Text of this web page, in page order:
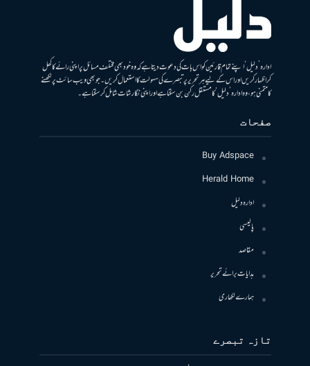
ادارہ ’دلیل‘ اپنے تمام قارئین کو اس بات کی دعوت دیتا ہے کہ وہ خود بھی مختلف مسائل پر اپنی رائے کا کھل
کر اظہار کریں اور اس کے لیے ہر تحریر پر تبصرے کی سہولت کا استعمال کریں۔ جو بھی ویب سائٹ پر لکھنے
کا متمنی ہو، وہ ادارہ ’دلیل‘ کا مستقل رکن بن سکتا ہے اور اپنی نگارشات شامل کرسکتا ہے۔
صفحات
Buy Adspace
Herald Home
ادارہ دلیل
پالیسی
مقاصد
ہدایات برائے تحریر
ہمارے لکھاری
تازہ تبصرے